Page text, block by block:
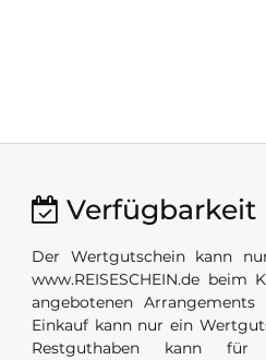
Verfügbarkeit
Der Wertgutschein kann
www.REISESCHEIN.de
angebotenen
Einkauf kann nur ein
Restguthaben kann für